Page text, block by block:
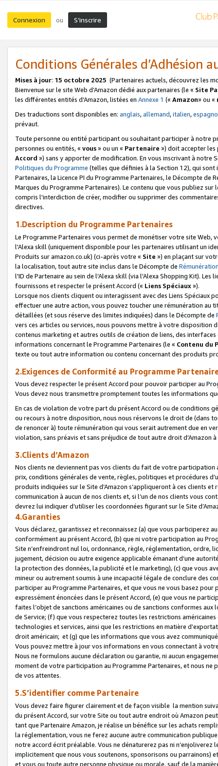
Connexion ou S’inscrire
Conditions Générales d’Adhésion
Mises à jour: 15 octobre 2025 (Partenaires actuels, découvrez les
Bienvenue sur le site Web d’Amazon dédié aux partenaires (le « Site
les différentes entités d’Amazon, listées en Annexe 1 (« Amazon» ou «
Des traductions sont disponibles en: anglais,allemand,italien,
prévaut.
Toute personne ou entité participant ou souhaitant participer à notre
personnes ou entités, « vous» ou un « Partenaire ») doit accepter les
Accord ») sans y apporter de modification. En vous inscrivant à notre
Politiques du Programme (telles que définies à la Section 12), qui
Partenaires, la Licence PI du Programme Partenaires, le Décompte de
Marques du Programme Partenaires). Le contenu que vous publiez
compris l'interdiction de créer, modifier ou supprimer des
directives.
1.Description du Programme Partenaires
Le Programme Partenaires vous permet de monétiser votre site Web,
l'Alexa skill (uniquement disponible pour les partenaires utilisant un
Produits sur amazon.co.uk) (ci-après votre « Site ») en plaçant sur
la localisation, tout autre site inclus dans le Décompte de
l'ID de Partenaire au sein de l'Alexa skill (via l'Alexa Shopping Kit).
fournissons et respecter le présent Accord (« Liens Spéciaux»).
Lorsque nos clients cliquent ou interagissent avec des Liens Spéciaux
effectuer une autre action, vous pouvez toucher une rémunération
détaillées (et sous réserve des limites indiquées) dans le Décompte de
vers ces articles ou services, nous pouvons mettre à votre disposition
contenus marketing et autres outils de création de liens, des
informations concernant le Programme Partenaires (le « Contenu du
texte ou tout autre information ou contenu concernant des produits
2.Exigences de Conformité au Programme
Vous devez respecter le présent Accord pour pouvoir participer au
Vous devez nous transmettre promptement toutes les informations
En cas de violation de votre part du présent Accord ou de conditions
ou recours à notre disposition, nous nous réservons le droit de (dans
de renoncer à) toute rémunération qui vous serait autrement due en
violation, sans préavis et sans préjudice de tout autre droit
3.Clients d’Amazon
Nos clients ne deviennent pas vos clients du fait de votre
prix, conditions générales de vente, règles, politiques et procédures
produits indiquées sur le Site d’Amazon s’appliqueront à ces clients
communication à aucun de nos clients et, si l’un de nos clients vous
devrez lui indiquer d’utiliser les coordonnées figurant sur le Site
4.Garanties
Vous déclarez, garantissez et reconnaissez (a) que vous participerez
conformément au présent Accord, (b) que ni votre participation au
Site n’enfreindront nul loi, ordonnance, règle, réglementation, ordre,
jugement, décision ou autre exigence applicable émanant d’une
la protection des données, la publicité et le marketing), (c) que vous
mineur ou autrement soumis à une incapacité légale de conclure des
participer au Programme Partenaires, et que vous ne vous basez
expressément énoncées dans le présent Accord, (e) que vous ne
faites l’objet de sanctions américaines ou de sanctions conformes
de Service; (f) que vous respecterez toutes les restrictions
technologies et services, ainsi que les restrictions en matière
droit américain; et (g) que les informations que vous avez
Vous pouvez mettre à jour vos informations en vous connectant à
Nous ne formulons aucune déclaration ou garantie, ni aucun
moment de votre participation au Programme Partenaires, et nous
de vos attentes.
5.S’identifier comme Partenaire
Vous devez faire figurer clairement et de façon visible la mention
du présent Accord, sur votre Site ou tout autre endroit où Amazon
tant que Partenaire Amazon, je réalise un bénéfice sur les achats
la réglementation, vous ne ferez aucune autre communication
notre accord écrit préalable. Vous ne dénaturerez pas ni
implicitement que nous vous soutenons, sponsorisons ou parrainons)
et vous ou toute autre personne physique ou morale, sauf de la